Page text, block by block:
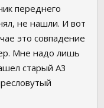
переднего
не нашли. И вот
это совпадение
Мне надо лишь
старый A3